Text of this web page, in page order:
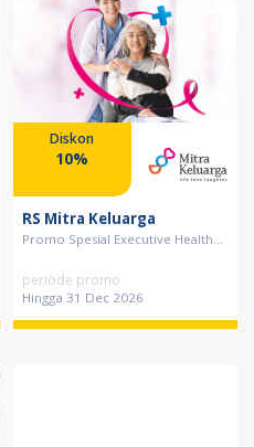
Diskon
10%
RS Mitra Keluarga
Promo Spesial Executive Health...
periode promo
Hingga 31 Dec 2026